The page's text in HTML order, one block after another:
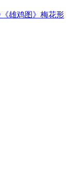
雄鸡图》梅花形